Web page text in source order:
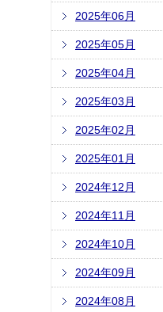
2025年06月
2025年05月
2025年04月
2025年03月
2025年02月
2025年01月
2024年12月
2024年11月
2024年10月
2024年09月
2024年08月